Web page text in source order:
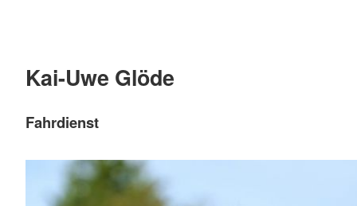
Kai-Uwe Glöde
Fahrdienst